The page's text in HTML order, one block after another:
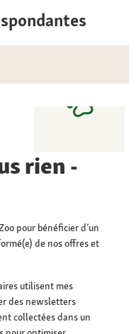
rien -
pour bénéficier d’un
de nos offres et
utilisent mes
des newsletters
collectées dans un